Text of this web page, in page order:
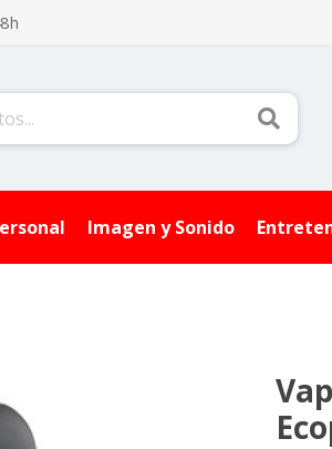
Imagen y Sonido